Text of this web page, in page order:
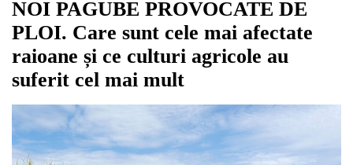
NOI PAGUBE PROVOCATE DE
PLOI. Care sunt cele mai afectate
raioane și ce culturi agricole au
suferit cel mai mult